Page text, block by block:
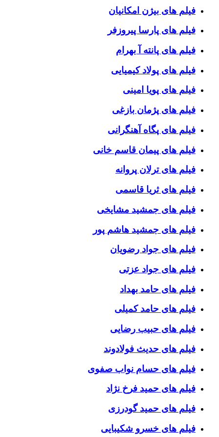
فیلم های بیژن امکانیان
فیلم های پارسا پیروزفر
فیلم های پانته آ بهرام
فیلم های پولاد کیمیایی
فیلم های پویا امینی
فیلم های پژمان بازغی
فیلم های پگاه آهنگرانی
فیلم های پیمان قاسم خانی
فیلم های ترلان پروانه
فیلم های ثریا قاسمی
فیلم های جمشید مشایخی
فیلم های جمشید هاشم پور
فیلم های جواد رضویان
فیلم های جواد عزتی
فیلم های حامد بهداد
فیلم های حامد کمیلی
فیلم های حبیب رضایی
فیلم های حدیث فولادوند
فیلم های حسام نواب صفوی
فیلم های حمید فرخ نژاد
فیلم های حمید گودرزی
فیلم های خسرو شکیبایی